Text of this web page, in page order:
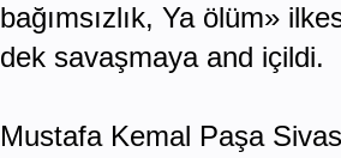
bağımsızlık, Ya ölüm»
dek savaşmaya and içildi.
Mustafa Kemal Paşa